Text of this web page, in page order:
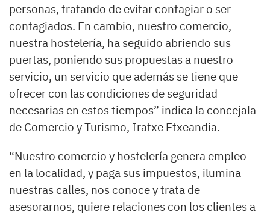
personas, tratando de evitar contagiar o ser
contagiados. En cambio, nuestro comercio,
nuestra hostelería, ha seguido abriendo sus
puertas, poniendo sus propuestas a nuestro
servicio, un servicio que además se tiene que
ofrecer con las condiciones de seguridad
necesarias en estos tiempos” indica la concejala
de Comercio y Turismo, Iratxe Etxeandia.
“Nuestro comercio y hostelería genera empleo
en la localidad, y paga sus impuestos, ilumina
nuestras calles, nos conoce y trata de
asesorarnos, quiere relaciones con los clientes a